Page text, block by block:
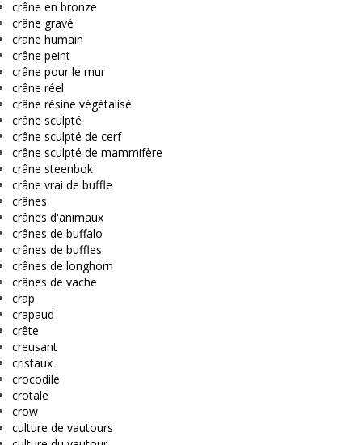
crâne en bronze
crâne gravé
crane humain
crâne peint
crâne pour le mur
crâne réel
crâne résine végétalisé
crâne sculpté
crâne sculpté de cerf
crâne sculpté de mammifère
crâne steenbok
crâne vrai de buffle
crânes
crânes d'animaux
crânes de buffalo
crânes de buffles
crânes de longhorn
crânes de vache
crap
crapaud
crête
creusant
cristaux
crocodile
crotale
crow
culture de vautours